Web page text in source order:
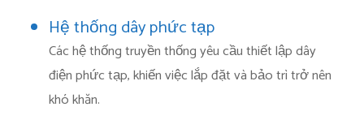
Hệ thống dây phức tạp
Các hệ thống truyền thống yêu cầu thiết lập dây
điện phức tạp, khiến việc lắp đặt và bảo trì trở nên
khó khăn.